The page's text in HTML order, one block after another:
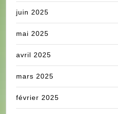
juin 2025
mai 2025
avril 2025
mars 2025
février 2025